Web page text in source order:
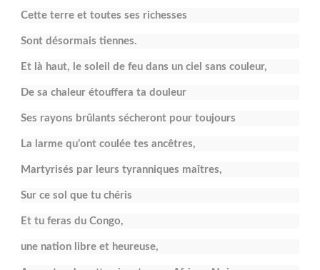
Cette terre et toutes ses richesses
Sont désormais tiennes.
Et là haut, le soleil de feu dans un ciel sans couleur,
De sa chaleur étouffera ta douleur
Ses rayons brûlants sécheront pour toujours
La larme qu’ont coulée tes ancêtres,
Martyrisés par leurs tyranniques maîtres,
Sur ce sol que tu chéris
Et tu feras du Congo,
une nation libre et heureuse,